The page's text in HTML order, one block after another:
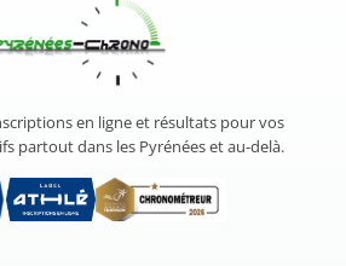
en ligne et résultats pour vos
partout dans les Pyrénées et au-delà.